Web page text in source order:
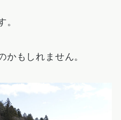
。
かもしれません。